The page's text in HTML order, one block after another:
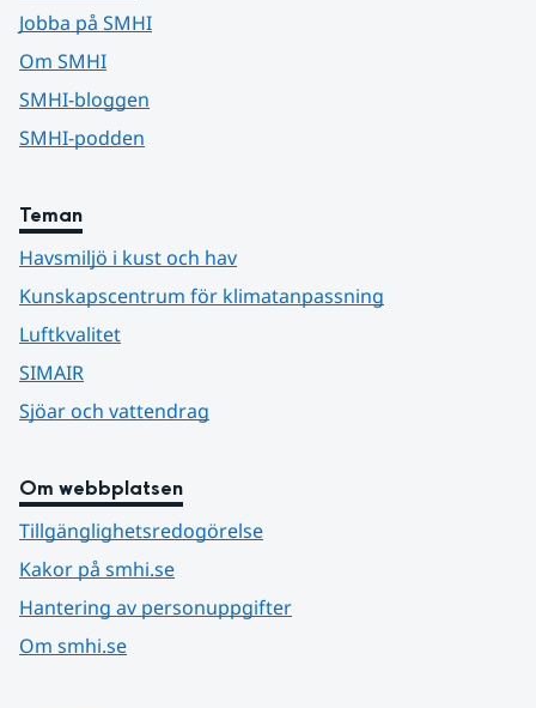
Jobba på SMHI
Om SMHI
SMHI-bloggen
SMHI-podden
Teman
Havsmiljö i kust och hav
Kunskapscentrum för klimatanpassning
Luftkvalitet
SIMAIR
Sjöar och vattendrag
Om webbplatsen
Tillgänglighetsredogörelse
Kakor på smhi.se
Hantering av personuppgifter
Om smhi.se